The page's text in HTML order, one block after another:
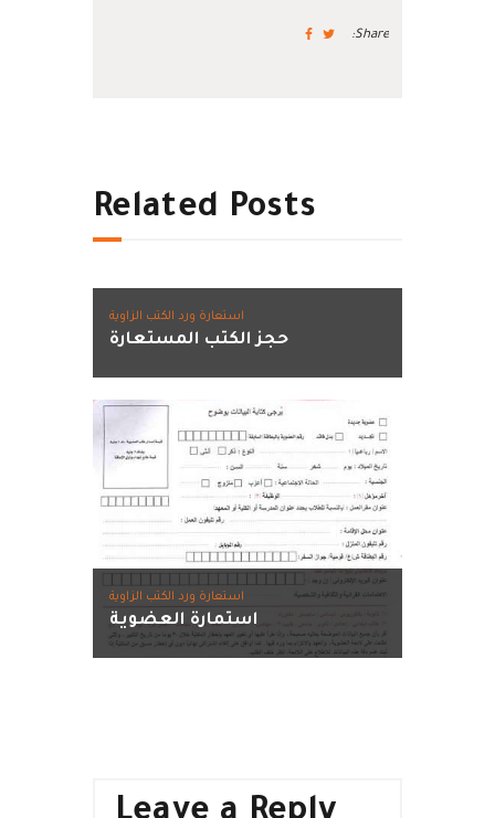
Share:
Related Posts
استعارة ورد الكتب الزاوية
حجز الكتب المستعارة
استعارة ورد الكتب الزاوية
استمارة العضوية